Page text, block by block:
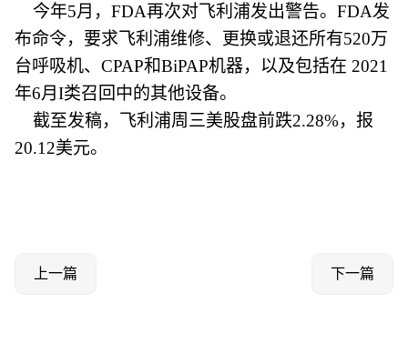
今年5月，FDA再次对飞利浦发出警告。FDA发
布命令，要求飞利浦维修、更换或退还所有520万
台呼吸机、CPAP和BiPAP机器，以及包括在 2021
年6月I类召回中的其他设备。
截至发稿，飞利浦周三美股盘前跌2.28%，报
20.12美元。
上一篇 下一篇